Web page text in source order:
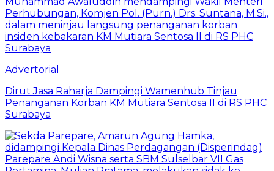
Advertorial
Dirut Jasa Raharja Dampingi Wamenhub Tinjau
Penanganan Korban KM Mutiara Sentosa II di RS PHC
Surabaya